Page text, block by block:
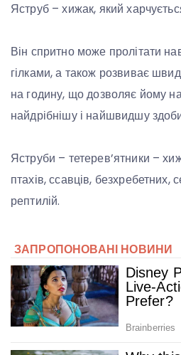
Яструб – хижак, який
Він спритно може пролітати
гілками, а також розвиває
на годину, що дозволяє йому
найдрібнішу і найшвидшу
Яструби – тетерев’ятники –
птахів, ссавців, безхребетних,
рептилій.